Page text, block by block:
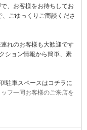
、お客様をお待ちしてお
ごゆっくりご商談くださ
れのお客様も大歓迎です
ション情報から簡単、素
!駐車スペースはコチラに
フ一同お客様のご来店を